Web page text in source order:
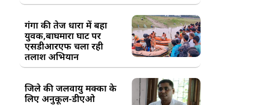
गंगा की तेज धारा में बहा
युवक,बाघमारा घाट पर
एसडीआरएफ चला रही
तलाश अभियान
जिले की जलवायु मक्का के
लिए अनुकूल-डीएओ